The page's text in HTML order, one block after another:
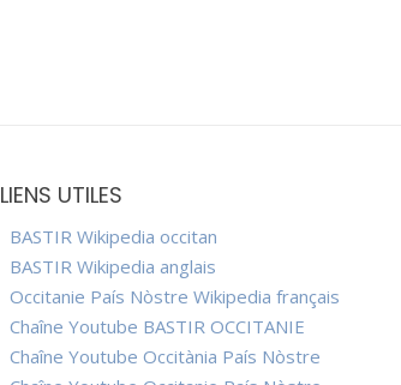
LIENS UTILES
BASTIR Wikipedia occitan
BASTIR Wikipedia anglais
Occitanie País Nòstre Wikipedia français
Chaîne Youtube BASTIR OCCITANIE
Chaîne Youtube Occitània País Nòstre